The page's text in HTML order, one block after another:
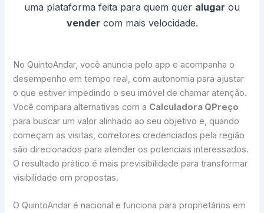
uma plataforma feita para quem quer alugar ou
vender com mais velocidade.
No QuintoAndar, você anuncia pelo app e acompanha o
desempenho em tempo real, com autonomia para ajustar
o que estiver impedindo o seu imóvel de chamar atenção.
Você compara alternativas com a Calculadora QPreço
para buscar um valor alinhado ao seu objetivo e, quando
começam as visitas, corretores credenciados pela região
são direcionados para atender os potenciais interessados.
O resultado prático é mais previsibilidade para transformar
visibilidade em propostas.
O QuintoAndar é nacional e funciona para proprietários em